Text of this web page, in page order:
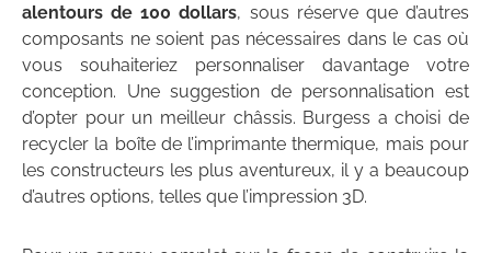
alentours de 100 dollars, sous réserve que d’autres
composants ne soient pas nécessaires dans le cas où
vous souhaiteriez personnaliser davantage votre
conception. Une suggestion de personnalisation est
d’opter pour un meilleur châssis. Burgess a choisi de
recycler la boîte de l’imprimante thermique, mais pour
les constructeurs les plus aventureux, il y a beaucoup
d’autres options, telles que l’impression 3D.